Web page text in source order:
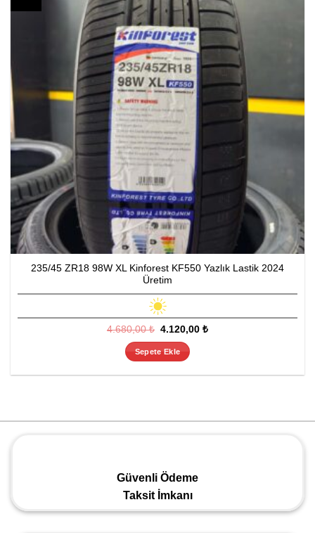
235/45 ZR18 98W XL Kinforest KF550 Yazlık Lastik 2024
Üretim
4.680,00₺ Orijinal
4.680,00 ₺.
4.120,00₺Şu
Sepete Ekle
Güvenli Ödeme
Taksit İmkanı